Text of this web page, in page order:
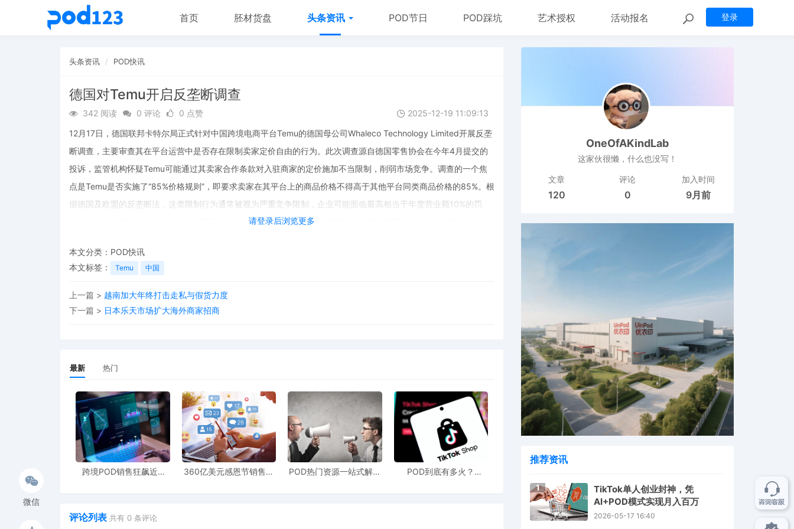
登录
首页 胚材货盘 头条资讯 POD节日 POD踩坑 艺术授权 活动报名
头条资讯 POD快讯
德国对Temu开启反垄断调查
342 阅读 0 评论 0 点赞 2025-12-19 11:09:13
请登录后浏览更多
12月17日，德国联邦卡特尔局正式针对中国跨境电商平台Temu的德国母公司Whaleco Technology Limited开展反垄
断调查，主要审查其在平台运营中是否存在限制卖家定价自由的行为。此次调查源自德国零售协会在今年4月提交的
投诉，监管机构怀疑Temu可能通过其卖家合作条款对入驻商家的定价施加不当限制，削弱市场竞争。调查的一个焦
点是Temu是否实施了“85%价格规则”，即要求卖家在其平台上的商品价格不得高于其他平台同类商品价格的85%。根
据德国及欧盟的反垄断法，这类限制行为通常被视为严重竞争限制，企业可能面临最高相当于年度营业额10%的罚
款。目前，调查尚在进行中，最终结果及是否会受到处罚尚无定论，但该事件引发的法律风险已引起卖家的关注。
微信
本文分类： POD快讯
本文标签：
Temu 中国
上一篇 > 越南加大年终打击走私与假货力度
下一篇 > 日本乐天市场扩大海外商家招商
最新 热门
跨境POD销售狂飙近5
360亿美元感恩节销售额
POD热门资源一站式解决
POD到底有多火？
评论列表 共有 0 条评论
OneOfAKindLab
这家伙很懒，什么也没写！
文章
120
评论
0
加入时间
9月前
推荐资讯
1
TikTok单人创业封神，凭
AI+POD模式实现月入百万
2026-05-17 16:40